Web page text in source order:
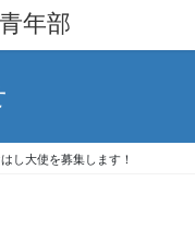
年部
し大使を募集します！